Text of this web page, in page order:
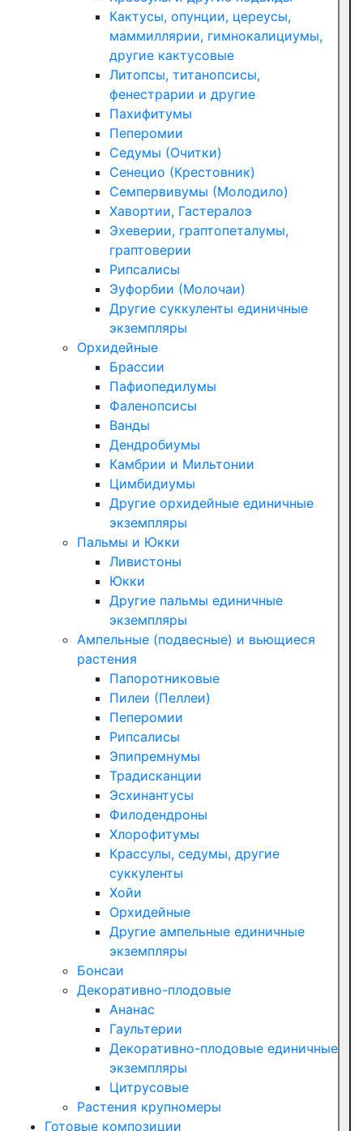
Кактусы, опунции, цереусы,
маммиллярии, гимнокалициумы,
другие кактусовые
Литопсы, титанопсисы,
фенестрарии и другие
Пахифитумы
Пеперомии
Седумы (Очитки)
Сенецио (Крестовник)
Семпервивумы (Молодило)
Хавортии, Гастералоэ
Эхеверии, граптопеталумы,
граптоверии
Рипсалисы
Эуфорбии (Молочаи)
Другие суккуленты единичные
экземпляры
Орхидейные
Брассии
Пафиопедилумы
Фаленопсисы
Ванды
Дендробиумы
Камбрии и Мильтонии
Цимбидиумы
Другие орхидейные единичные
экземпляры
Пальмы и Юкки
Ливистоны
Юкки
Другие пальмы единичные
экземпляры
Ампельные (подвесные) и вьющиеся
растения
Папоротниковые
Пилеи (Пеллеи)
Пеперомии
Рипсалисы
Эпипремнумы
Традисканции
Эсхинантусы
Филодендроны
Хлорофитумы
Крассулы, седумы, другие
суккуленты
Хойи
Орхидейные
Другие ампельные единичные
экземпляры
Бонсаи
Декоративно-плодовые
Ананас
Гаультерии
Декоративно-плодовые единичные
экземпляры
Цитрусовые
Растения крупномеры
Готовые композиции